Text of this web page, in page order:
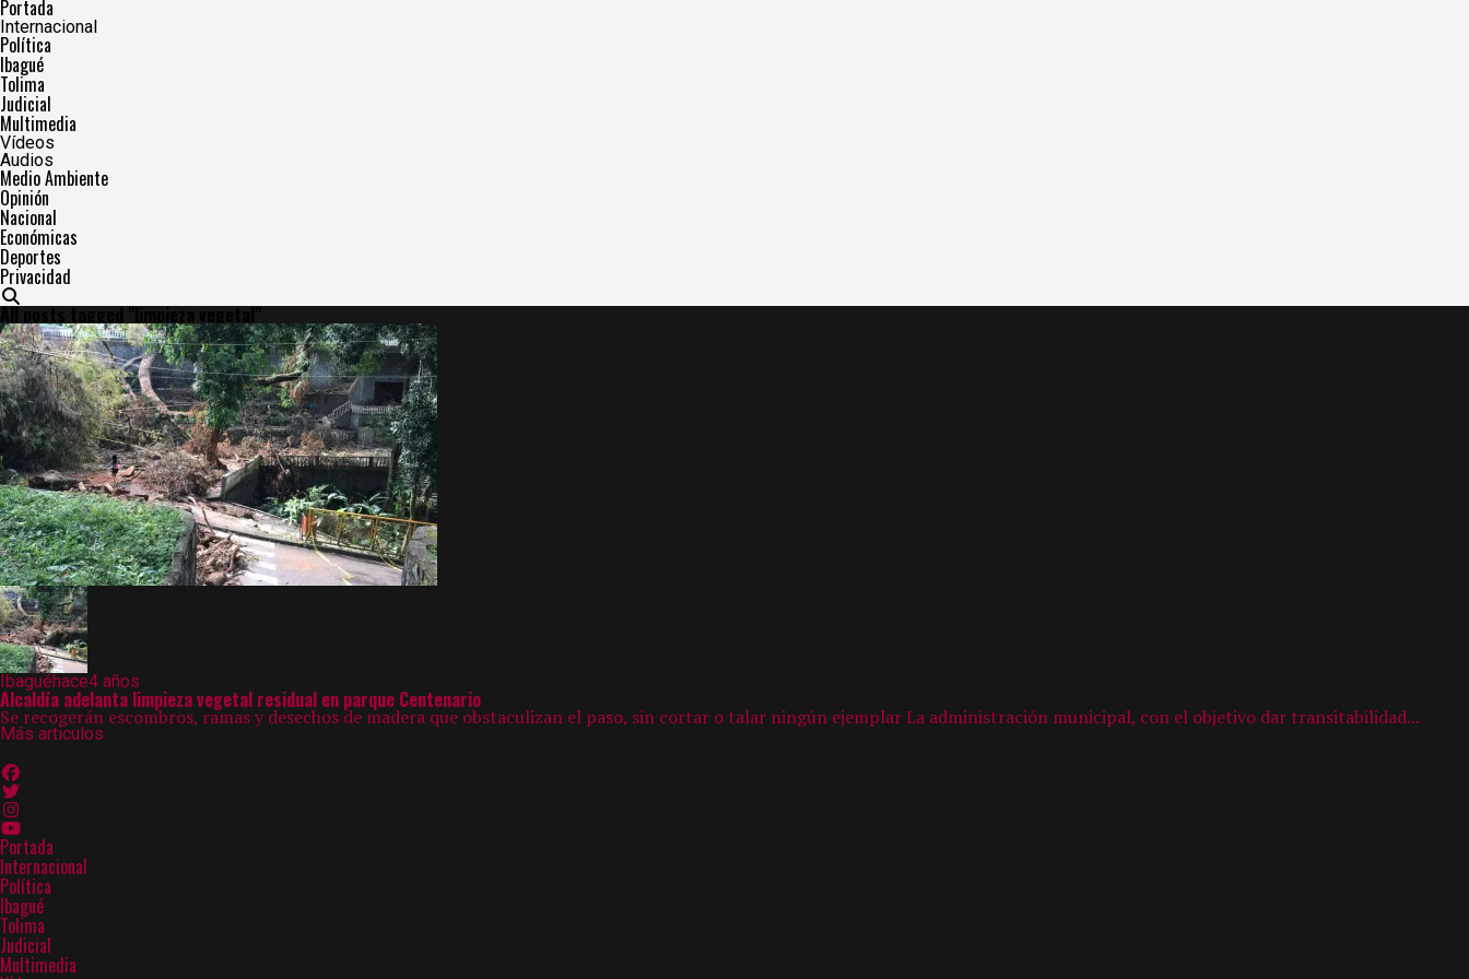
Portada
Internacional
Política
Ibagué
Tolima
Judicial
Multimedia
Vídeos
Audios
Medio Ambiente
Opinión
Nacional
Económicas
Deportes
Privacidad
All posts tagged "limpieza vegetal"
Ibaguéhace4 años
Alcaldía adelanta limpieza vegetal residual en parque Centenario
Se recogerán escombros, ramas y desechos de madera que obstaculizan el paso, sin cortar o talar ningún ejemplar La administración municipal, con el objetivo dar transitabilidad...
Más articulos
Portada
Internacional
Política
Ibagué
Tolima
Judicial
Multimedia